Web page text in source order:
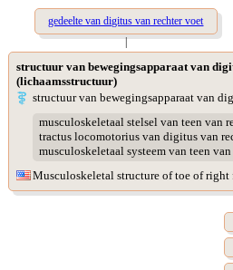
gedeelte van digitus van rechter voet
|
structuur van bewegingsapparaat van
(lichaamsstructuur)
structuur van bewegingsapparaat van
musculoskeletaal stelsel van teen van
tractus locomotorius van digitus van
musculoskeletaal systeem van teen
Musculoskeletal structure of toe of right